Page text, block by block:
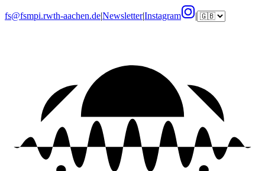
fs@fsmpi.rwth-aachen.de|Newsletter|Instagram |